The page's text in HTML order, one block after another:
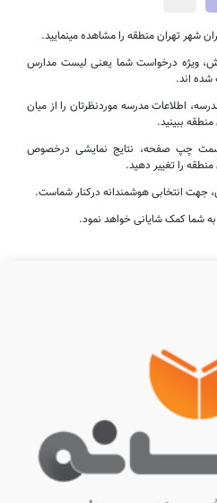
شهر تهران منطقه را مشاهده مینمایید.
ویژه درخواست شما یعنی لیست مدارس
شده اند.
اطلاعات مدرسه موردنظرتان را از میان
ببینید.
سمت چپ صفحه، نتایج نمایشی درخصوص
را تغییر دهید.
جهت انتخابی هوشمندانه درکنار شماست.
شما کمک شایانی خواهد نمود.